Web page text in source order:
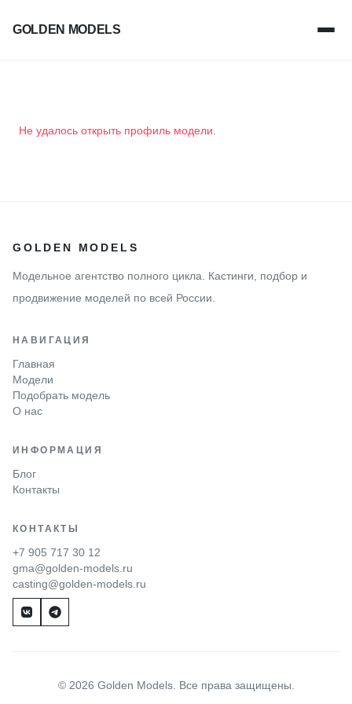
GOLDEN MODELS
Не удалось открыть профиль модели.
GOLDEN MODELS
Модельное агентство полного цикла. Кастинги, подбор и
продвижение моделей по всей России.
НАВИГАЦИЯ
Главная
Модели
Подобрать модель
О нас
ИНФОРМАЦИЯ
Блог
Контакты
КОНТАКТЫ
+7 905 717 30 12
gma@golden-models.ru
casting@golden-models.ru
© 2026 Golden Models. Все права защищены.